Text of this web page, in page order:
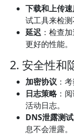
下载和上传
试工具来检测
延迟 ：检查
更好的性能。
2. 安全性和
加密协议 ：
日志策略：
活动日志。
DNS泄露测试
息不会泄露。